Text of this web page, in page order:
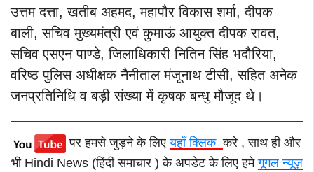
उत्तम दत्ता, खतीब अहमद, महापौर विकास शर्मा, दीपक
बाली, सचिव मुख्यमंत्री एवं कुमाऊं आयुक्त दीपक रावत,
सचिव एसएन पाण्डे, जिलाधिकारी नितिन सिंह भदौरिया,
वरिष्ठ पुलिस अधीक्षक नैनीताल मंजूनाथ टीसी, सहित अनेक
जनप्रतिनिधि व बड़ी संख्या में कृषक बन्धु मौजूद थे।
पर हमसे जुड़ने के लिएयहाँ क्लिककरे , साथ ही और
भी Hindi News (हिंदी समाचार ) के अपडेट के लिए हमेगूगल न्यूज़